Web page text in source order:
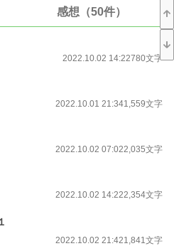
感想（50件）
2022.10.02 14:22780文字
2022.10.01 21:341,559文字
2022.10.02 07:022,035文字
2022.10.02 14:222,354文字
2022.10.02 21:421,841文字